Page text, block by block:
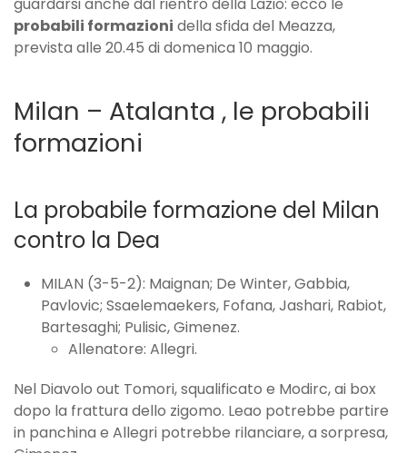
guardarsi anche dal rientro della Lazio: ecco le
probabili formazioni della sfida del Meazza,
prevista alle 20.45 di domenica 10 maggio.
Milan – Atalanta , le probabili
formazioni
La probabile formazione del Milan
contro la Dea
MILAN (3-5-2): Maignan; De Winter, Gabbia,
Pavlovic; Ssaelemaekers, Fofana, Jashari, Rabiot,
Bartesaghi; Pulisic, Gimenez.
Allenatore: Allegri.
Nel Diavolo out Tomori, squalificato e Modirc, ai box
dopo la frattura dello zigomo. Leao potrebbe partire
in panchina e Allegri potrebbe rilanciare, a sorpresa,